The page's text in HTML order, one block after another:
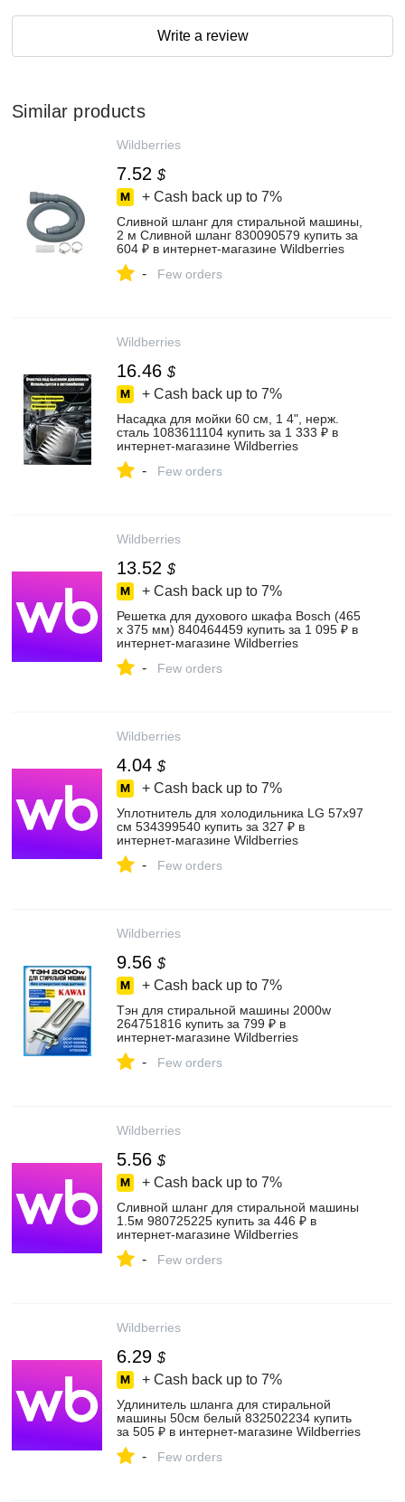
Write a review
Similar products
Wildberries
7.52 $
+ Cash back up to 7%
Сливной шланг для стиральной машины,
2 м Сливной шланг 830090579 купить за
604 ₽ в интернет‑магазине Wildberries
- Few orders
Wildberries
16.46 $
+ Cash back up to 7%
Насадка для мойки 60 см, 1 4", нерж.
сталь 1083611104 купить за 1 333 ₽ в
интернет‑магазине Wildberries
- Few orders
Wildberries
13.52 $
+ Cash back up to 7%
Решетка для духового шкафа Bosch (465
x 375 мм) 840464459 купить за 1 095 ₽ в
интернет‑магазине Wildberries
- Few orders
Wildberries
4.04 $
+ Cash back up to 7%
Уплотнитель для холодильника LG 57х97
см 534399540 купить за 327 ₽ в
интернет‑магазине Wildberries
- Few orders
Wildberries
9.56 $
+ Cash back up to 7%
Тэн для стиральной машины 2000w
264751816 купить за 799 ₽ в
интернет‑магазине Wildberries
- Few orders
Wildberries
5.56 $
+ Cash back up to 7%
Cливной шланг для стиральной машины
1.5м 980725225 купить за 446 ₽ в
интернет‑магазине Wildberries
- Few orders
Wildberries
6.29 $
+ Cash back up to 7%
Удлинитель шланга для стиральной
машины 50см белый 832502234 купить
за 505 ₽ в интернет‑магазине Wildberries
- Few orders